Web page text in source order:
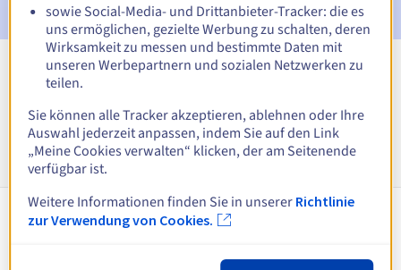
Informationen zu .org.es
sowie Social-Media- und Drittanbieter-Tracker: die es
uns ermöglichen, gezielte Werbung zu schalten, deren
Wirksamkeit zu messen und bestimmte Daten mit
unseren Werbepartnern und sozialen Netzwerken zu
teilen.
Sie können alle Tracker akzeptieren, ablehnen oder Ihre
Auswahl jederzeit anpassen, indem Sie auf den Link
„Meine Cookies verwalten“ klicken, der am Seitenende
verfügbar ist.
Weitere Informationen finden Sie in unserer Richtlinie
zur Verwendung von Cookies.